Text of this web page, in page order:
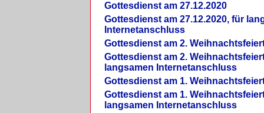
Gottesdienst am 27.12.2020
Gottesdienst am 27.12.2020, für
Internetanschluss
Gottesdienst am 2.
Gottesdienst am 2.
langsamen Internetanschluss
Gottesdienst am 1.
Gottesdienst am 1.
langsamen Internetanschluss